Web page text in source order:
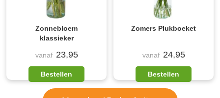
Zonnebloem
klassieker
vanaf 23,95
Bestellen
Zomers Plukboeket
vanaf 24,95
Bestellen